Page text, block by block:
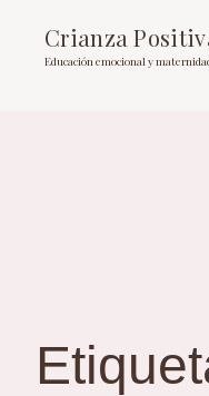
Crianza
Educación emocional y